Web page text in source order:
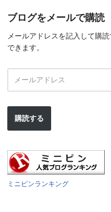
ブログをメールで購読
メールアドレスを記入して購
できます。
購読する
ミニピンランキング